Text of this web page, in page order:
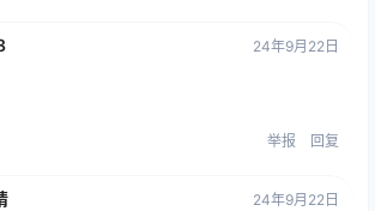
24年9月22日
举报 回复
24年9月22日